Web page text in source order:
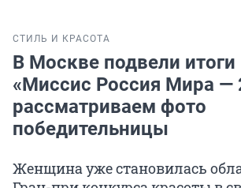
СТИЛЬ И КРАСОТА
В Москве подвели итоги
«Миссис Россия Мира —
рассматриваем фото
победительницы
Женщина уже становилась